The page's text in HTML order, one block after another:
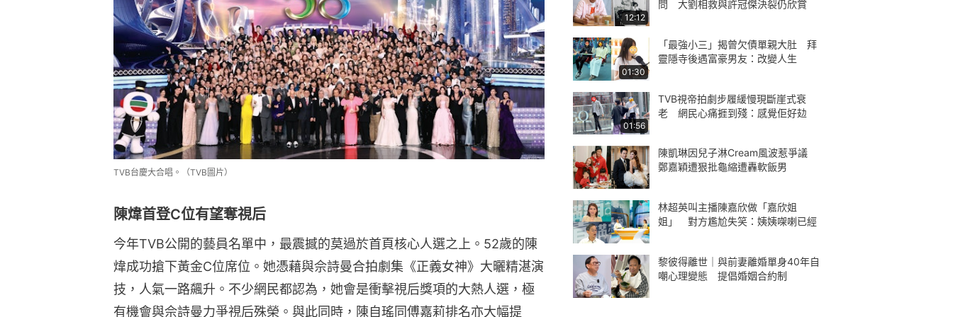
TVB台慶大合唱。（TVB圖片）
陳煒首登C位有望奪視后
今年TVB公開的藝員名單中，最震撼的莫過於首頁核心人選之上。52歲的陳
煒成功搶下黃金C位席位。她憑藉與佘詩曼合拍劇集《正義女神》大曬精湛演
技，人氣一路飆升。不少網民都認為，她會是衝擊視后獎項的大熱人選，極
有機會與佘詩曼力爭視后殊榮。與此同時，陳自瑤同傅嘉莉排名亦大幅提